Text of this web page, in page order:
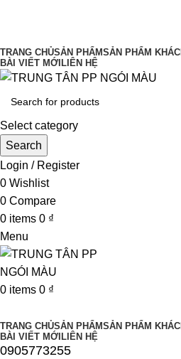
TRANG CHỦSẢN PHẨMSẢN PHẨM KHÁC
BÀI VIẾT MỚI LIÊN HỆ
Select category
Search
Login / Register
0 Wishlist
0 Compare
0 items 0 ₫
Menu
0 items 0 ₫
TRANG CHỦSẢN PHẨMSẢN PHẨM KHÁC
BÀI VIẾT MỚI LIÊN HỆ
0905773255